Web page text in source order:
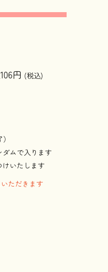
円 (税込)
ダムで入ります
いたします
ただきます